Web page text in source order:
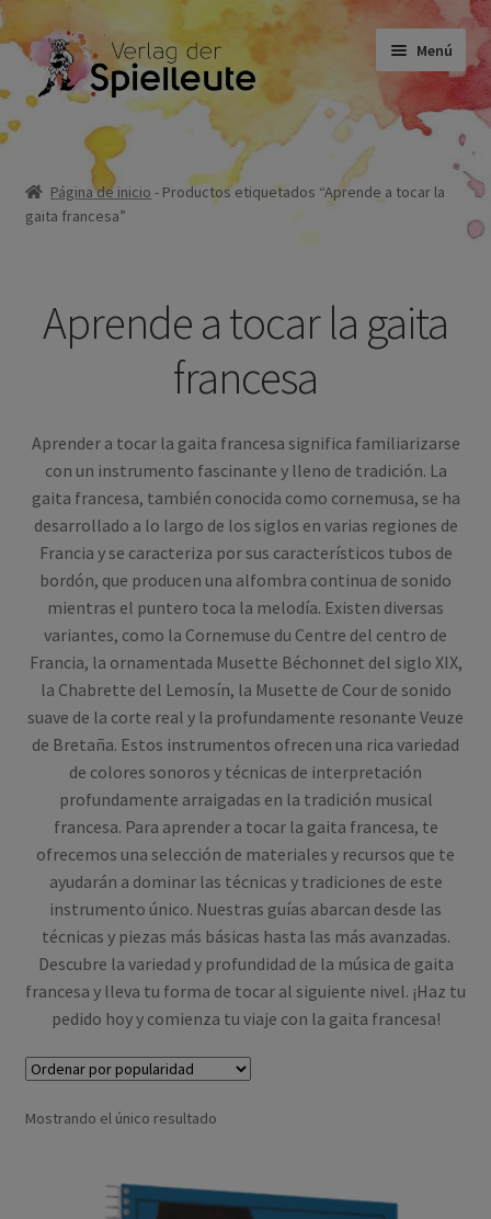
Ir
a
la
navegación
Ir
al
contenido
Menú
Partituras
Libro de texto
No ficción
Página de inicio - Productos etiquetados “Aprende a tocar la
gaita francesa”
Aprende a tocar la gaita
francesa
Aprender a tocar la gaita francesa significa familiarizarse
con un instrumento fascinante y lleno de tradición. La
gaita francesa, también conocida como cornemusa, se ha
desarrollado a lo largo de los siglos en varias regiones de
Francia y se caracteriza por sus característicos tubos de
bordón, que producen una alfombra continua de sonido
mientras el puntero toca la melodía. Existen diversas
variantes, como la Cornemuse du Centre del centro de
Francia, la ornamentada Musette Béchonnet del siglo XIX,
la Chabrette del Lemosín, la Musette de Cour de sonido
suave de la corte real y la profundamente resonante Veuze
de Bretaña. Estos instrumentos ofrecen una rica variedad
de colores sonoros y técnicas de interpretación
profundamente arraigadas en la tradición musical
francesa. Para aprender a tocar la gaita francesa, te
ofrecemos una selección de materiales y recursos que te
ayudarán a dominar las técnicas y tradiciones de este
instrumento único. Nuestras guías abarcan desde las
técnicas y piezas más básicas hasta las más avanzadas.
Descubre la variedad y profundidad de la música de gaita
francesa y lleva tu forma de tocar al siguiente nivel. ¡Haz tu
pedido hoy y comienza tu viaje con la gaita francesa!
Mostrando el único resultado